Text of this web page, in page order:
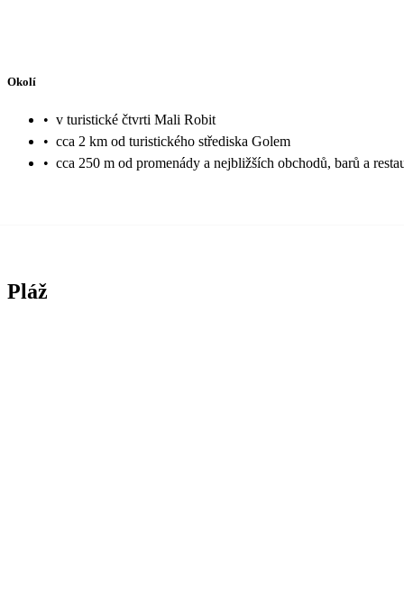
Okolí
• v turistické čtvrti Mali Robit
• cca 2 km od turistického střediska Golem
• cca 250 m od promenády a nejbližších obchodů, barů a
Pláž